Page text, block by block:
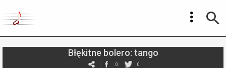
Błękitne bolero: tango
0 0